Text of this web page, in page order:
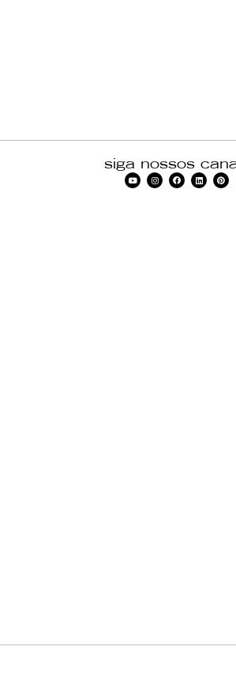
siga nossos